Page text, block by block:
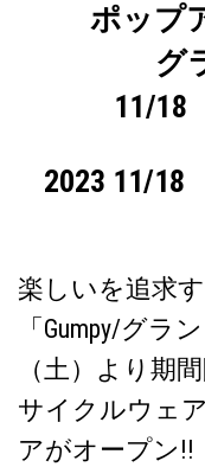
ポップ
グ
11/18
2023 11/18
楽しいを追求
「Gumpy/グラ
（土）より期
サイクルウェ
アがオープン!!